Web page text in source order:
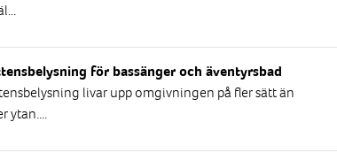
för bassänger och äventyrsbad
livar upp omgivningen på fler sätt än
ytan....